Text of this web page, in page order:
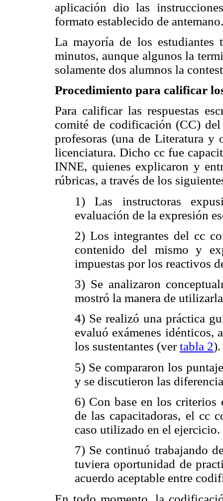
aplicación dio las
formato establecido de antemano.
La mayoría de los estudiantes
minutos, aunque algunos la
solamente dos alumnos la
Procedimiento para calificar
Para calificar las respuestas
comité de codificación (CC)
profesoras (una de Literatura y
licenciatura. Dicho cc fue
INNE, quienes explicaron y
rúbricas, a través de los
1) Las instructoras
evaluación de la expresión
2) Los integrantes del cc
contenido del mismo y
impuestas por los reactivos
3) Se analizaron
mostró la manera de
4) Se realizó una práctica
evaluó exámenes idénticos,
los sustentantes (vertabla 2).
5) Se compararon los
y se discutieron las
6) Con base en los criterios
de las capacitadoras, el cc
caso utilizado en el ejercicio.
7) Se continuó trabajando
tuviera oportunidad de
acuerdo aceptable entre